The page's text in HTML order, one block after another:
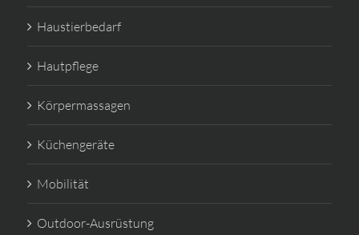
Haustierbedarf
Hautpflege
Körpermassagen
Küchengeräte
Mobilität
Outdoor-Ausrüstung